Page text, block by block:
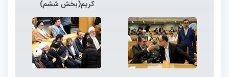
کریم(بخش ششم)